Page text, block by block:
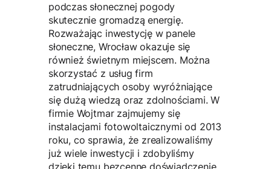
podczas słonecznej pogody
skutecznie gromadzą energię.
Rozważając inwestycję w panele
słoneczne, Wrocław okazuje się
również świetnym miejscem. Można
skorzystać z usług firm
zatrudniających osoby wyróżniające
się dużą wiedzą oraz zdolnościami. W
firmie Wojtmar zajmujemy się
instalacjami fotowoltaicznymi od 2013
roku, co sprawia, że zrealizowaliśmy
już wiele inwestycji i zdobyliśmy
dzięki temu bezcenne doświadczenie.